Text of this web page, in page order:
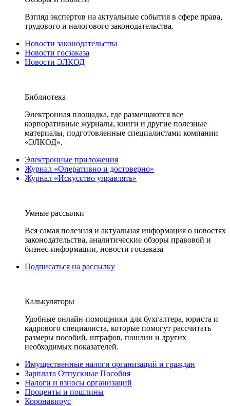
Взгляд экспертов на актуальные события в сфере права,
трудового и налогового законодательства.
Новости законодательства
Новости госзаказа
Новости ЭЛКОД
Библиотека
Электронная площадка, где размещаются все
корпоративные журналы, книги и другие полезные
материалы, подготовленные специалистами компании
«ЭЛКОД».
Электронные приложения
Журнал «Оперативно и достоверно»
Журнал «Искусство управлять»
Умные рассылки
Вся самая полезная и актуальная информация о новостях
законодательства, аналитические обзоры правовой и
бизнес-информации, новости госзаказа
Подписаться на рассылку
Калькуляторы
Удобные онлайн-помощники для бухгалтера, юриста и
кадрового специалиста, которые помогут рассчитать
размеры пособий, штрафов, пошлин и других
необходимых показателей.
Имущественные налоги организаций и граждан
Зарплата Отпускные Пособия
Налоги и взносы организаций
Проценты и пошлины
Коронавирус